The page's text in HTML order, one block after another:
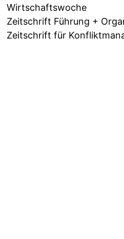
Wirtschaftswoche
Zeitschrift Führung +
Zeitschrift für